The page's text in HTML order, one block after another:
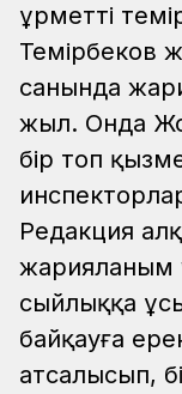
Құрметті
Темірбеков
санында
жыл. Онда
бір топ
Редакция
жарияланым
сыйлыққа
байқауға
атсалысып,